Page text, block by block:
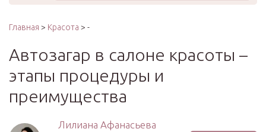
Главная > Красота > -
Автозагар в салоне красоты –
этапы процедуры и
преимущества
Лилиана Афанасьева